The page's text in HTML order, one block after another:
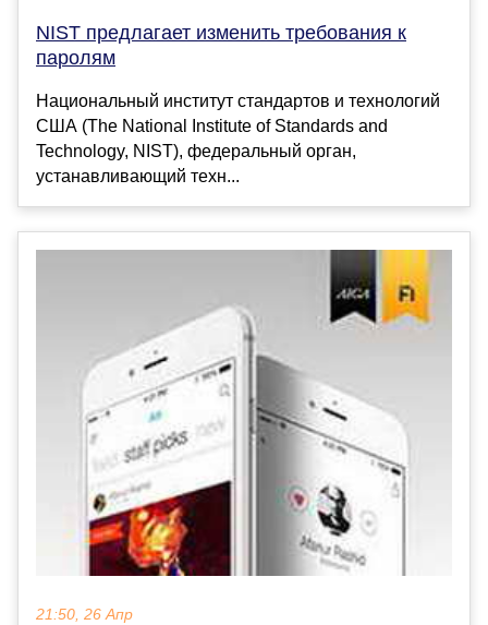
NIST предлагает изменить требования к
паролям
Национальный институт стандартов и технологий
США (The National Institute of Standards and
Technology, NIST), федеральный орган,
устанавливающий техн...
21:50, 26 Апр